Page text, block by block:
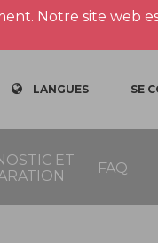
Notre site web
LANGUES SE
ET
FAQ